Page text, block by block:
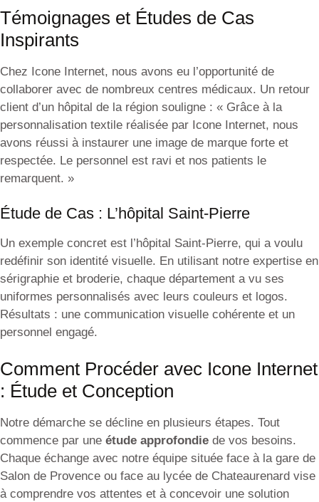
Témoignages et Études de Cas
Inspirants
Chez Icone Internet, nous avons eu l’opportunité de
collaborer avec de nombreux centres médicaux. Un retour
client d’un hôpital de la région souligne : « Grâce à la
personnalisation textile réalisée par Icone Internet, nous
avons réussi à instaurer une image de marque forte et
respectée. Le personnel est ravi et nos patients le
remarquent. »
Étude de Cas : L’hôpital Saint-Pierre
Un exemple concret est l’hôpital Saint-Pierre, qui a voulu
redéfinir son identité visuelle. En utilisant notre expertise en
sérigraphie et broderie, chaque département a vu ses
uniformes personnalisés avec leurs couleurs et logos.
Résultats : une communication visuelle cohérente et un
personnel engagé.
Comment Procéder avec Icone Internet
: Étude et Conception
Notre démarche se décline en plusieurs étapes. Tout
commence par une étude approfondie de vos besoins.
Chaque échange avec notre équipe située face à la gare de
Salon de Provence ou face au lycée de Chateaurenard vise
à comprendre vos attentes et à concevoir une solution